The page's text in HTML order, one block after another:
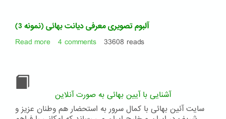
معرفی
دیانت
بهائی
آلبوم تصویری معرفی دیانت بهائی (نمونه 3)
Read more about
بهائی
(نمونه
3)
4 comments 33608 reads
آشنایی با آیین بهائی به صورت آنلاین
سایت آئین بهائی با کمال سرور به استحضار هم وطنان عزیز و